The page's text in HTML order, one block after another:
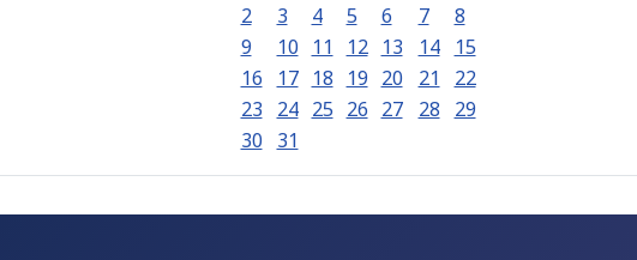
2
3 4 5 6 7
8
9
10 11 12 13 14
15
16
17 18 19 20 21
22
23
24 25 26 27 28
29
30
31